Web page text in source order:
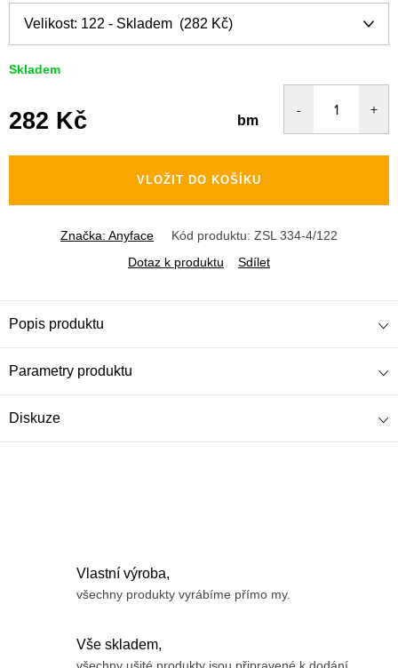
Skladem
282 Kč
cena:
bm
VLOŽIT DO KOŠÍKU
Značka: Anyface Kód produktu: ZSL 334-4/122
Dotaz k produktu
Sdílet
Popis produktu
Parametry produktu
Diskuze
Vlastní výroba,
všechny produkty vyrábíme přímo my.
Vše skladem,
všechny ušité produkty jsou připravené k dodání.